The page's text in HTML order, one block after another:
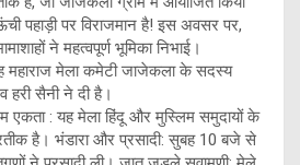
पहाड़ी पर विराजमान है! इस अवसर पर,
ने महत्वपूर्ण भूमिका निभाई।
महाराज मेला कमेटी जाजेकला के सदस्य
हरी सैनी ने दी है।
एकता : यह मेला हिंदू और मुस्लिम समुदायों के
है। भंडारा और प्रसादी: सुबह 10 बजे से